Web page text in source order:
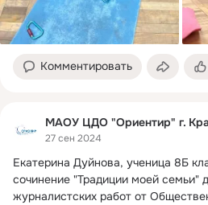
Комментировать
МАОУ ЦДО "Ориентир" г.
27 сен 2024
Екатерина Дуйнова, ученица 8Б
сочинение "Традиции моей семьи"
журналистских работ от